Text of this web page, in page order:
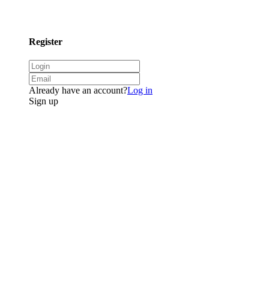
Register
Already have an account?Log in
Sign up